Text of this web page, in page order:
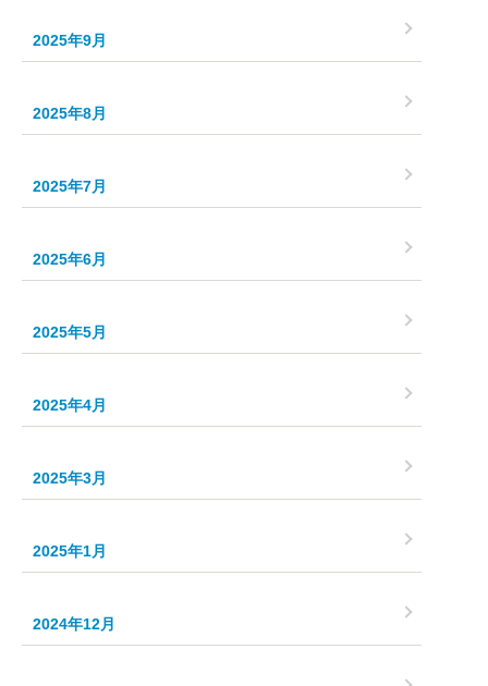
2025年9月
2025年8月
2025年7月
2025年6月
2025年5月
2025年4月
2025年3月
2025年1月
2024年12月